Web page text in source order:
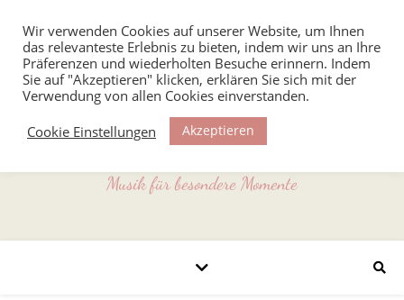
Musik für besondere Momente
Wir verwenden Cookies auf unserer Website, um Ihnen
das relevanteste Erlebnis zu bieten, indem wir uns an Ihre
Präferenzen und wiederholten Besuche erinnern. Indem
Sie auf "Akzeptieren" klicken, erklären Sie sich mit der
Verwendung von allen Cookies einverstanden.
Cookie Einstellungen
Akzeptieren